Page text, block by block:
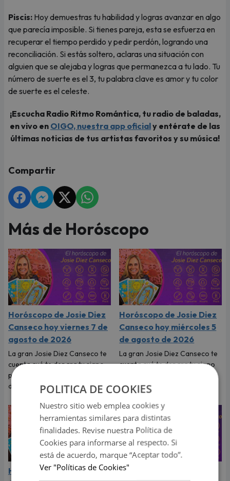
Piscis: Hoy demuestras tu habilidad y logras avanzar en algo
que parecía imposible. Si tienes pareja, esta se esfuerza en
recuperar el tiempo perdido y pedir perdón, logrando una
reconciliación. Si estás soltero, aclaras una situación con
alguien que se alejaba y logras que permanezca a tu lado. Tu
número de suerte es el 3, tu palabra clave es amor y tu color
de suerte es el celeste.
¡Escucha Radio Ritmo Romántica, tu radio de baladas,
en vivo en OIGO, nuestra app oficialy entérate de las
últimas noticias de tus artistas favoritos y su música!
Compartir
Más de Horóscopo
Horóscopo de Josie Diez
Canseco hoy viernes 7 de
agosto de 2026
La gran Josie Diez Canseco te
cuenta qué te depara tu signo
para hoy viernes 7 de agosto
de 2026.
Horóscopo de Josie Diez
Canseco hoy miércoles 5
de agosto de 2026
La gran Josie Diez Canseco te
cuenta qué te depara tu signo
agosto de 2026.
Horóscopo de Josie Diez
Horóscopo de Josie Diez
POLITICA DE COOKIES
Nuestro sitio web emplea cookies y
herramientas similares para distintas
finalidades. Revise nuestra Política de
Cookies para informarse al respecto. Si
está de acuerdo, marque “Aceptar todo”.
Ver "Políticas de Cookies"